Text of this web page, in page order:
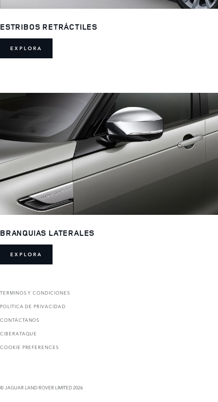
ESTRIBOS RETRÁCTILES
EXPLORA
BRANQUIAS LATERALES
EXPLORA
TERMINOS Y CONDICIONES
POLÍTICA DE PRIVACIDAD
CONTÁCTANOS
CIBERATAQUE
COOKIE PREFERENCES
© JAGUAR LAND ROVER LIMITED 2026